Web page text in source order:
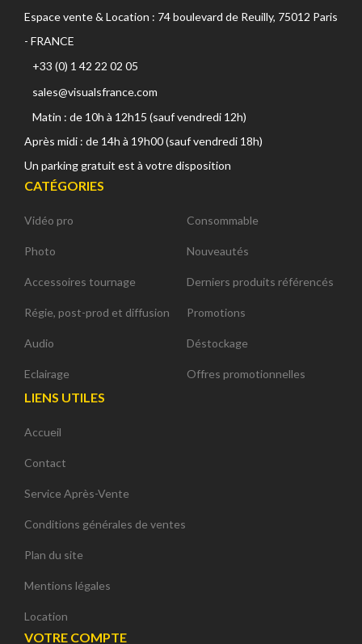
Espace vente & Location : 74 boulevard de Reuilly, 75012 Paris
- FRANCE
+33 (0) 1 42 22 02 05
sales@visualsfrance.com
Matin : de 10h à 12h15 (sauf vendredi 12h)
Après midi : de 14h à 19h00 (sauf vendredi 18h)
Un parking gratuit est à votre disposition
CATÉGORIES
Vidéo pro
Photo
Accessoires tournage
Régie, post-prod et diffusion
Audio
Eclairage
Consommable
Nouveautés
Derniers produits référencés
Promotions
Déstockage
Offres promotionnelles
LIENS UTILES
Accueil
Contact
Service Après-Vente
Conditions générales de ventes
Plan du site
Mentions légales
Location
VOTRE COMPTE